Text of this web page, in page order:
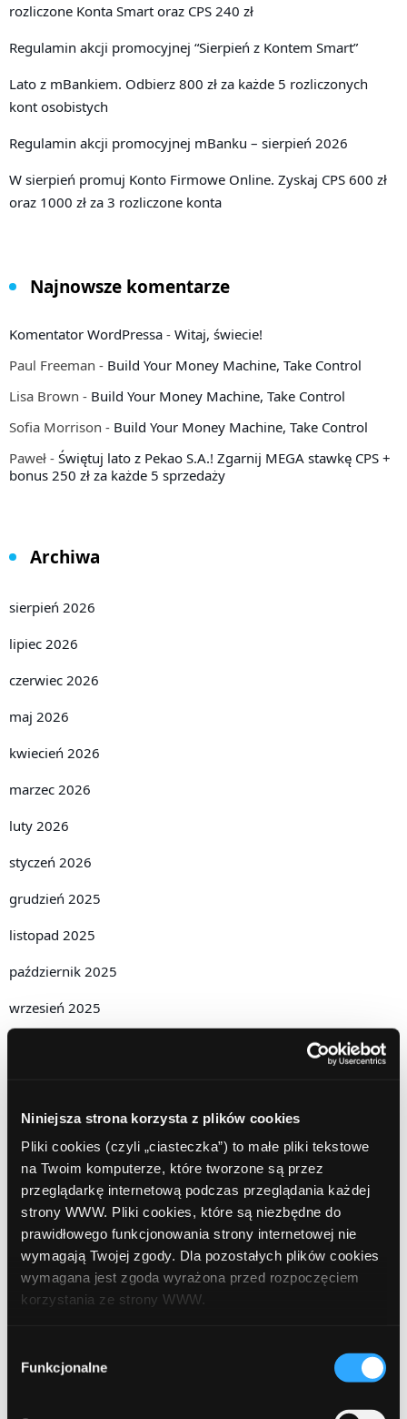
Niniejsza strona korzysta z plików cookies
Pliki cookies (czyli „ciasteczka”) to małe pliki tekstowe
na Twoim komputerze, które tworzone są przez
przeglądarkę internetową podczas przeglądania każdej
strony WWW. Pliki cookies, które są niezbędne do
prawidłowego funkcjonowania strony internetowej nie
wymagają Twojej zgody. Dla pozostałych plików cookies
wymagana jest zgoda wyrażona przed rozpoczęciem
korzystania ze strony WWW.
formy korzystania z plików cookies. Więcej:
Polityka
zgody
Funkcjonalne
rozliczone Konta Smart oraz CPS 240 zł
Regulamin akcji promocyjnej “Sierpień z Kontem Smart”
Lato z mBankiem. Odbierz 800 zł za każde 5 rozliczonych
kont osobistych
Regulamin akcji promocyjnej mBanku – sierpień 2026
W sierpień promuj Konto Firmowe Online. Zyskaj CPS 600 zł
oraz 1000 zł za 3 rozliczone konta
Najnowsze komentarze
Komentator WordPressa - Witaj, świecie!
Paul Freeman - Build Your Money Machine, Take Control
Lisa Brown - Build Your Money Machine, Take Control
Sofia Morrison - Build Your Money Machine, Take Control
Paweł - Świętuj lato z Pekao S.A.! Zgarnij MEGA stawkę CPS +
bonus 250 zł za każde 5 sprzedaży
Archiwa
sierpień 2026
lipiec 2026
czerwiec 2026
maj 2026
kwiecień 2026
marzec 2026
luty 2026
styczeń 2026
grudzień 2025
listopad 2025
październik 2025
wrzesień 2025
czerwiec 2025
maj 2025
kwiecień 2025
marzec 2025
luty 2025
styczeń 2025
listopad 2024